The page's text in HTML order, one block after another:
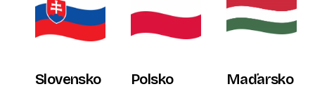
Slovensko Polsko Maďarsko